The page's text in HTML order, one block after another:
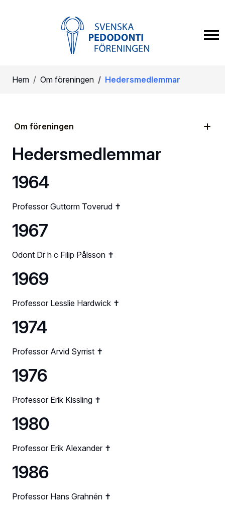
Hem Om föreningen Hedersmedlemmar
Om föreningen
Hedersmedlemmar
1964
Professor Guttorm Toverud ✝
1967
Odont Dr h c Filip Pålsson ✝
1969
Professor Lesslie Hardwick ✝
1974
Professor Arvid Syrrist ✝
1976
Professor Erik Kissling ✝
1980
Professor Erik Alexander ✝
1986
Professor Hans Grahnén ✝